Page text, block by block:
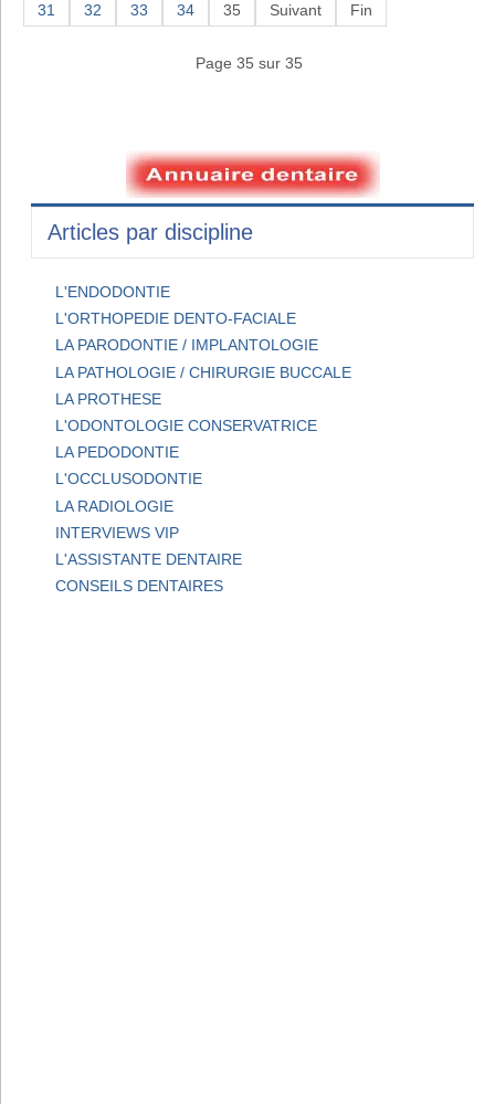
31 32 33 34 35 Suivant Fin
Page 35 sur 35
Articles par discipline
L'ENDODONTIE
L'ORTHOPEDIE DENTO-FACIALE
LA PARODONTIE / IMPLANTOLOGIE
LA PATHOLOGIE / CHIRURGIE BUCCALE
LA PROTHESE
L'ODONTOLOGIE CONSERVATRICE
LA PEDODONTIE
L'OCCLUSODONTIE
LA RADIOLOGIE
INTERVIEWS VIP
L'ASSISTANTE DENTAIRE
CONSEILS DENTAIRES